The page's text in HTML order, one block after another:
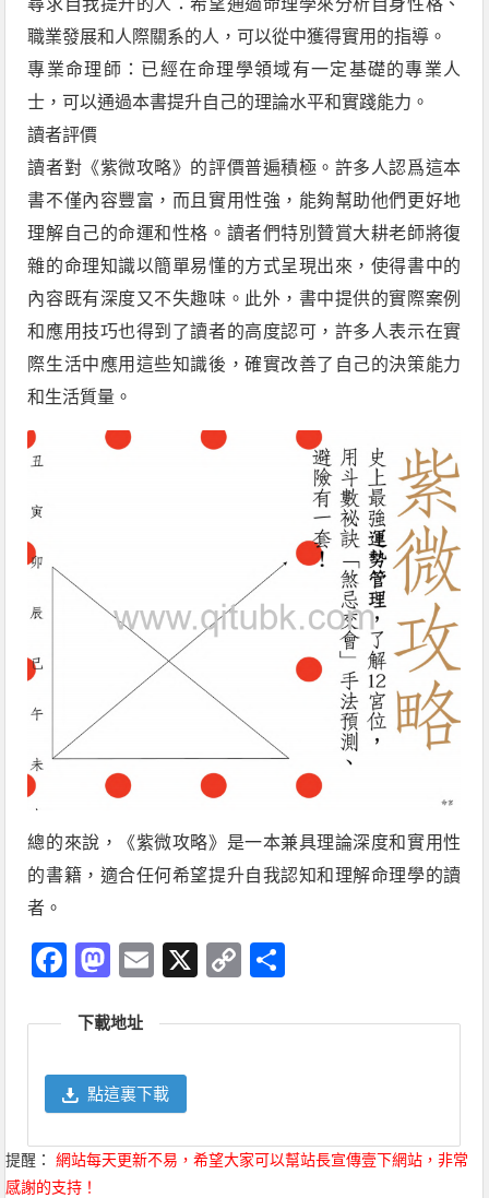
尋求自我提升的人：希望通過命理學來分析自身性格、
職業發展和人際關系的人，可以從中獲得實用的指導。
專業命理師：已經在命理學領域有一定基礎的專業人
士，可以通過本書提升自己的理論水平和實踐能力。
讀者評價
讀者對《紫微攻略》的評價普遍積極。許多人認爲這本
書不僅內容豐富，而且實用性強，能夠幫助他們更好地
理解自己的命運和性格。讀者們特別贊賞大耕老師將復
雜的命理知識以簡單易懂的方式呈現出來，使得書中的
內容既有深度又不失趣味。此外，書中提供的實際案例
和應用技巧也得到了讀者的高度認可，許多人表示在實
際生活中應用這些知識後，確實改善了自己的決策能力
和生活質量。
總的來說，《紫微攻略》是一本兼具理論深度和實用性
的書籍，適合任何希望提升自我認知和理解命理學的讀
者。
Facebook
Mastodon
Email
X
Copy
下載地址
點這裏下載
提醒：
網站每天更新不易，希望大家可以幫站長宣傳壹下網站，非常
感謝的支持！